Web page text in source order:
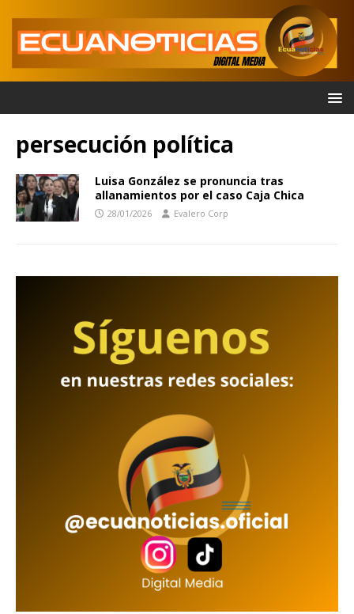
persecución política
Luisa González se pronuncia tras
allanamientos por el caso Caja Chica
28/01/2026 Evalero Corp